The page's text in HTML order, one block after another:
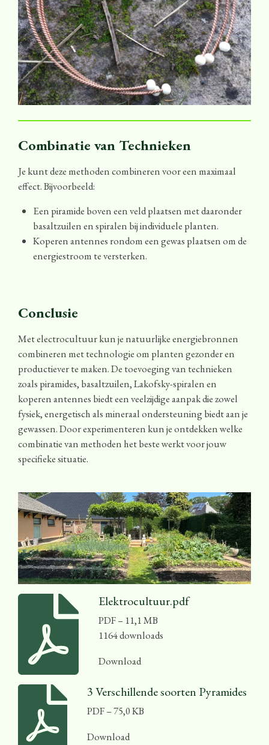
Combinatie van Technieken
Je kunt deze methoden combineren voor een maximaal
effect. Bijvoorbeeld:
Een piramide boven een veld plaatsen met daaronder
basaltzuilen en spiralen bij individuele planten.
Koperen antennes rondom een gewas plaatsen om de
energiestroom te versterken.
Conclusie
Met electrocultuur kun je natuurlijke energiebronnen
combineren met technologie om planten gezonder en
productiever te maken. De toevoeging van technieken
zoals piramides, basaltzuilen, Lakofsky-spiralen en
koperen antennes biedt een veelzijdige aanpak die zowel
fysiek, energetisch als mineraal ondersteuning biedt aan je
gewassen. Door experimenteren kun je ontdekken welke
combinatie van methoden het beste werkt voor jouw
specifieke situatie.
Elektrocultuur.pdf
PDF – 11,1 MB
1164 downloads
Download
3 Verschillende soorten Pyramides
PDF – 75,0 KB
Download